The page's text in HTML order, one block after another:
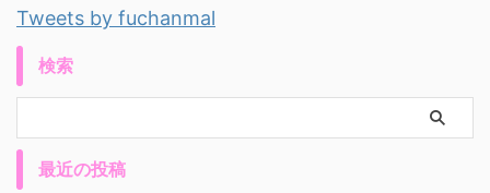
Tweets by fuchanmal
検索
最近の投稿